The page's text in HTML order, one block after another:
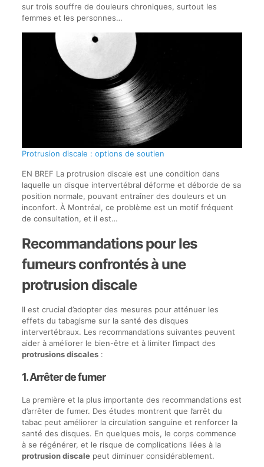
sur trois souffre de douleurs chroniques, surtout les
femmes et les personnes…
Protrusion discale : options de soutien
EN BREF La protrusion discale est une condition dans
laquelle un disque intervertébral déforme et déborde de sa
position normale, pouvant entraîner des douleurs et un
inconfort. À Montréal, ce problème est un motif fréquent
de consultation, et il est…
Recommandations pour les
fumeurs confrontés à une
protrusion discale
Il est crucial d’adopter des mesures pour atténuer les
effets du tabagisme sur la santé des disques
intervertébraux. Les recommandations suivantes peuvent
aider à améliorer le bien-être et à limiter l’impact des
protrusions discales:
1. Arrêter de fumer
La première et la plus importante des recommandations est
d’arrêter de fumer. Des études montrent que l’arrêt du
tabac peut améliorer la circulation sanguine et renforcer la
santé des disques. En quelques mois, le corps commence
à se régénérer, et le risque de complications liées à la
protrusion discalepeut diminuer considérablement.